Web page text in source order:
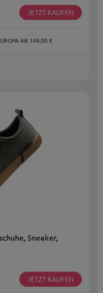
JETZT KAUFEN
AB 149,00 €
Sneaker,
JETZT KAUFEN